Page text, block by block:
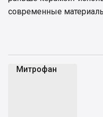
современные
Митрофан